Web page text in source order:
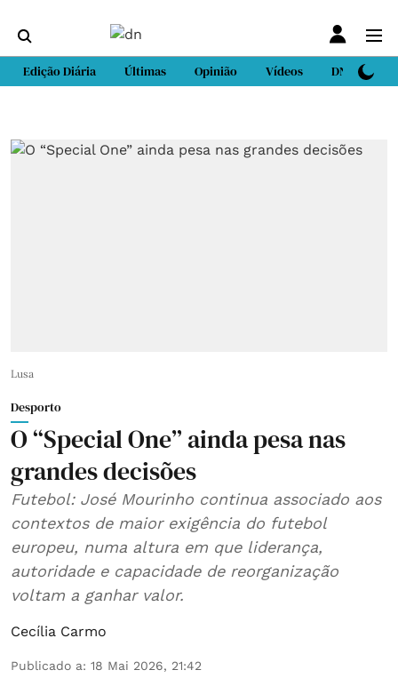
Edição Diária Últimas Opinião Vídeos DN Sport
Lusa
Desporto
O “Special One” ainda pesa nas
grandes decisões
Futebol: José Mourinho continua associado aos
contextos de maior exigência do futebol
europeu, numa altura em que liderança,
autoridade e capacidade de reorganização
voltam a ganhar valor.
Cecília Carmo
Publicado a: 18 Mai 2026, 21:42